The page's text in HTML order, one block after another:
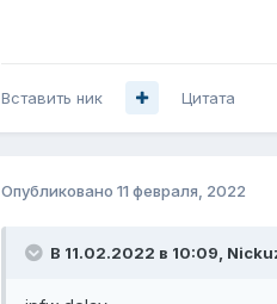
Вставить ник Цитата
Опубликовано 11 февраля, 2022
В 11.02.2022 в 10:09,